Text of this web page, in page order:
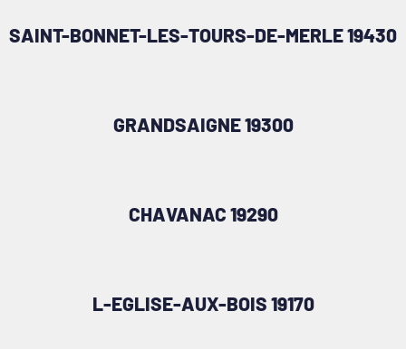
SAINT-BONNET-LES-TOURS-DE-MERLE 19430
GRANDSAIGNE 19300
CHAVANAC 19290
L-EGLISE-AUX-BOIS 19170